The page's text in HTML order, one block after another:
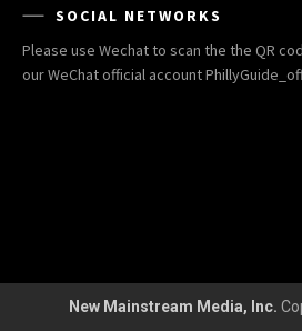
SOCIAL NETWORKS
Please use Wechat to scan the the QR
our WeChat official account
New Mainstream Media, Inc.